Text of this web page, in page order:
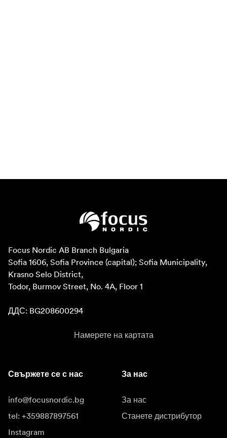
Focus Nordic AB Branch Bulgaria
Sofia 1606, Sofia Province (capital); Sofia Municipality,
Krasno Selo District,
Todor, Burmov Street, No. 4A, Floor 1
ДДС: BG208600294
Намерете на картата
Свържете се с нас
info@focusnordic.bg
tel: +359887897561
Instagram
За нас
За нас
Станете дистрибутор